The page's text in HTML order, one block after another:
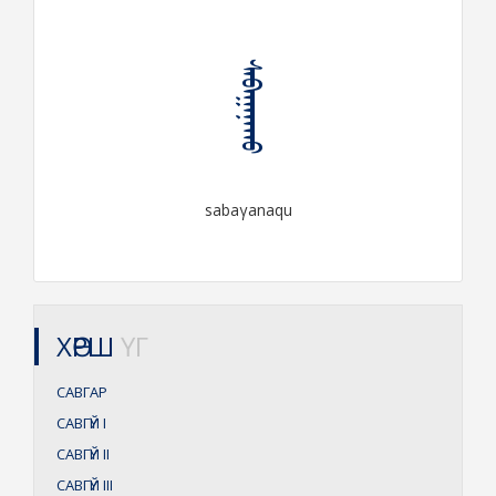
ᠰᠠᠪᠠᠭᠠᠨᠠᠬᠤ
sabaγanaqu
ХӨРШ ҮГ
САВГАР
САВГҮЙ I
САВГҮЙ II
САВГҮЙ III